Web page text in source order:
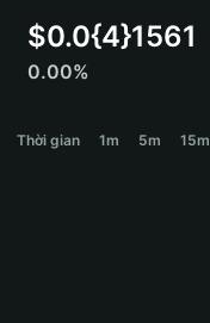
Español
Português (Brasil)
$0.0{4}1561
0.00%
Thời gian 1m 5m 15m